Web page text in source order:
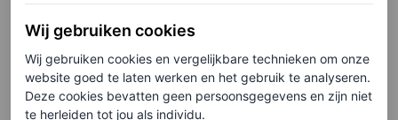
Deze patronen passen verrassend goed bij
een ruitprint
PERNILLE HANSUM
Wij gebruiken cookies
Wij gebruiken cookies en vergelijkbare technieken om onze
website goed te laten werken en het gebruik te analyseren.
Deze cookies bevatten geen persoonsgegevens en zijn niet
te herleiden tot jou als individu.